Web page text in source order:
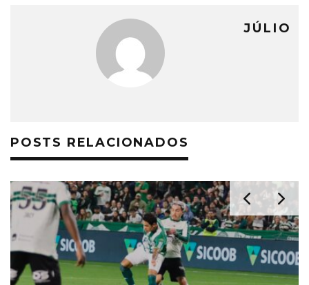
JÚLIO
POSTS RELACIONADOS